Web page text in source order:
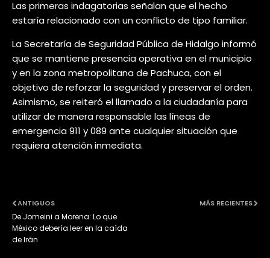
Las primeras indagatorias señalan que el hecho
estaría relacionado con un conflicto de tipo familiar.
La Secretaría de Seguridad Pública de Hidalgo informó
que se mantiene presencia operativa en el municipio
y en la zona metropolitana de Pachuca, con el
objetivo de reforzar la seguridad y preservar el orden.
Asimismo, se reiteró el llamado a la ciudadanía para
utilizar de manera responsable las líneas de
emergencia 911 y 089 ante cualquier situación que
requiera atención inmediata.
MÁS RECIENTES
ANTIGUOS
De Jomeini a Morena: Lo que
México debería leer en la caída
de Irán